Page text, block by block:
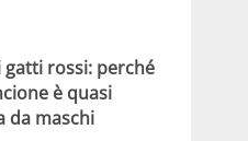
gatti rossi: perché
è quasi
da maschi